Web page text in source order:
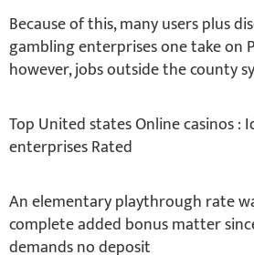
Because of this, many users plus
gambling enterprises one take on
however, jobs outside the county
Top United states Online casinos :
enterprises Rated
An elementary playthrough rate
complete added bonus matter
demands no deposit